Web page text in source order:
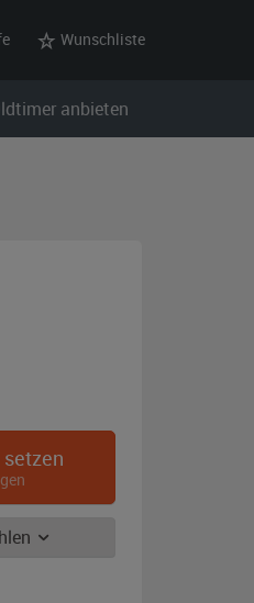
Wunschliste
anbieten